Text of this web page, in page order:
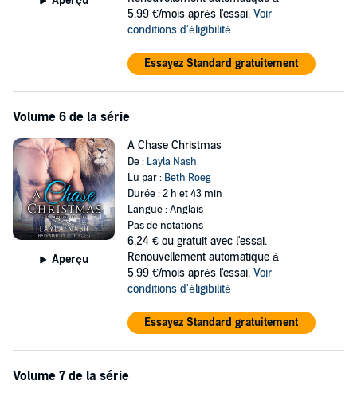
5,99 €/mois après l'essai. Voir
conditions d'éligibilité
Essayez Standard gratuitement
Volume 6 de la série
Aperçu
A Chase Christmas
De : Layla Nash
Lu par : Beth Roeg
Durée : 2 h et 43 min
Langue : Anglais
Pas de notations
6,24 € ou gratuit avec l'essai.
Renouvellement automatique à
5,99 €/mois après l'essai. Voir
conditions d'éligibilité
Essayez Standard gratuitement
Volume 7 de la série